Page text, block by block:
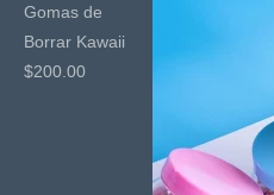
Gomas de
Borrar Kawaii
$200.00